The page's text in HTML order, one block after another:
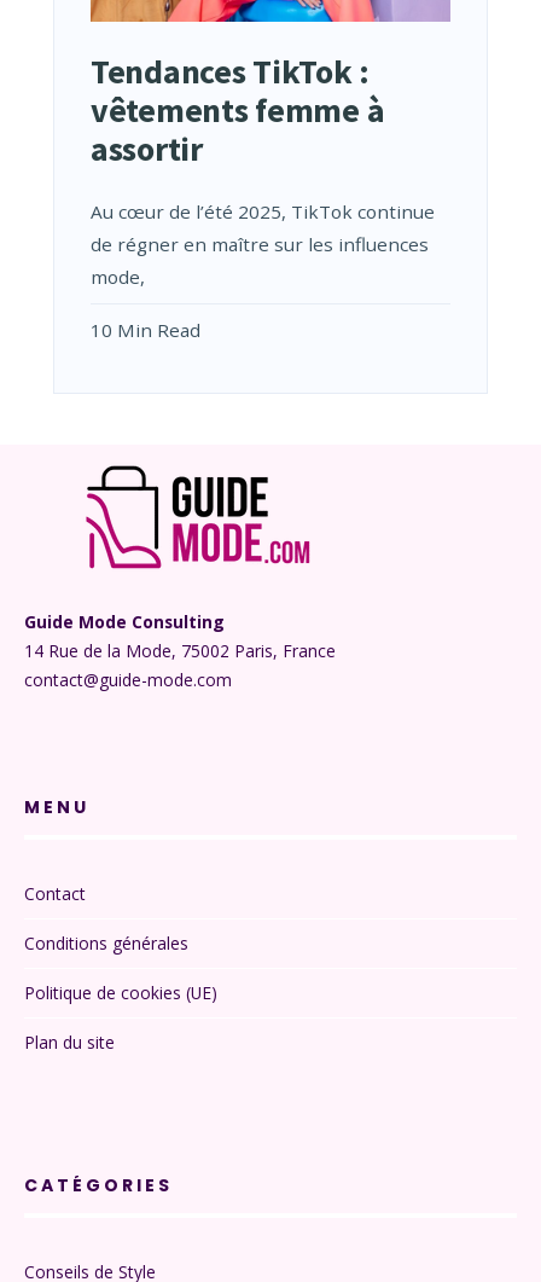
Tendances TikTok :
vêtements femme à
assortir
Au cœur de l’été 2025, TikTok continue
de régner en maître sur les influences
mode,
10 Min Read
Guide Mode Consulting
14 Rue de la Mode, 75002 Paris, France
contact@guide-mode.com
MENU
Contact
Conditions générales
Politique de cookies (UE)
Plan du site
CATÉGORIES
Conseils de Style